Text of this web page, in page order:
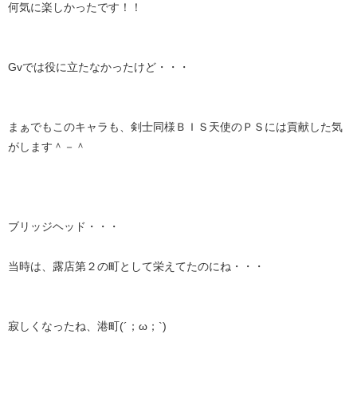
何気に楽しかったです！！
Gvでは役に立たなかったけど・・・
まぁでもこのキャラも、剣士同様ＢＩＳ天使のＰＳには貢献した気
がします＾－＾
ブリッジヘッド・・・
当時は、露店第２の町として栄えてたのにね・・・
寂しくなったね、港町(´；ω；`)